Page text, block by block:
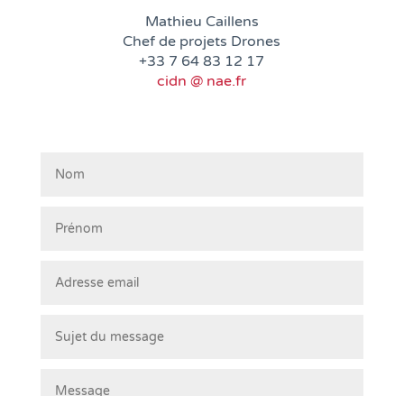
Mathieu Caillens
Chef de projets Drones
+33 7 64 83 12 17
cidn @ nae.fr